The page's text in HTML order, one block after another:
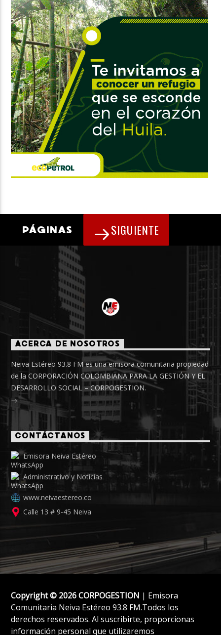
PÁGINAS SIGUIENTE
ACERCA DE NOSOTROS
Neiva Estéreo 93.8 FM es una emisora comunitaria propiedad
de la CORPORACIÓN COLOMBIANA PARA LA GESTIÓN Y EL
DESARROLLO SOCIAL – CORPOGESTION.
CONTÁCTANOS
Emisora Neiva Estéreo
Administrativo y Noticias
www.neivaestereo.co
Calle 13 # 9-45 Neiva
Copyright © 2026 CORPOGESTION | Emisora
Comunitaria Neiva Estéreo 93.8 FM.Todos los
derechos reservados. Al suscribirte, proporcionas
información personal que utilizaremos